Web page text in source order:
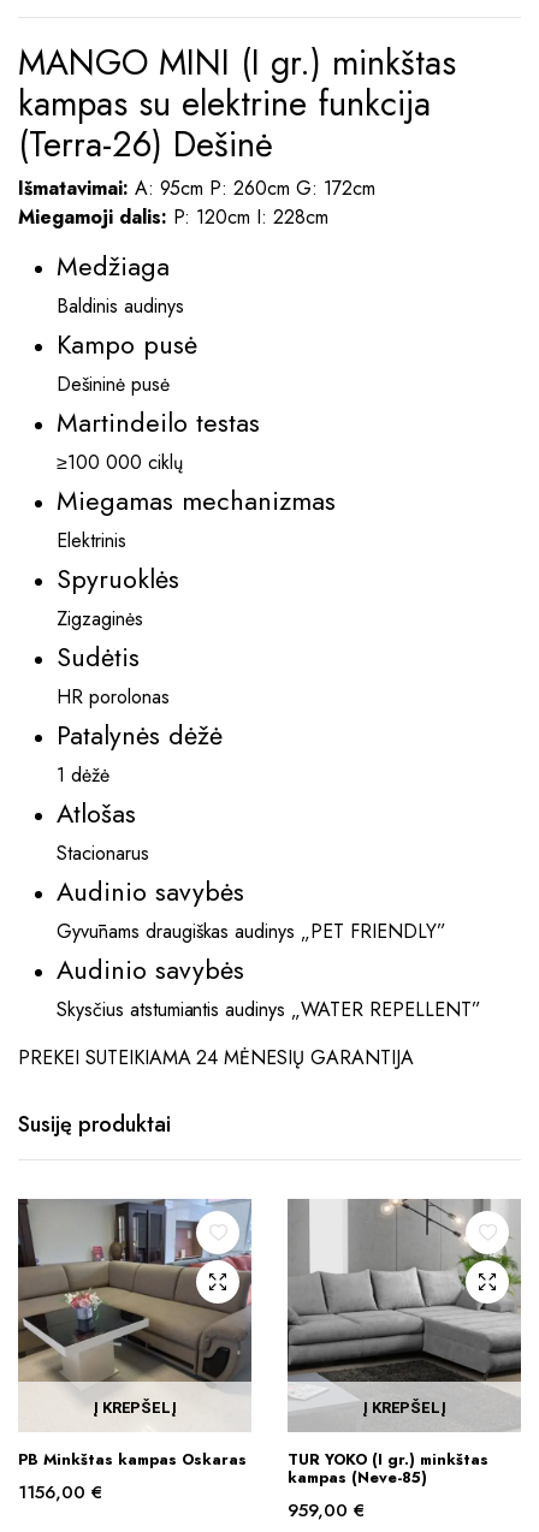
MANGO MINI (I gr.) minkštas
kampas su elektrine funkcija
(Terra-26) Dešinė
Išmatavimai: A: 95cm P: 260cm G: 172cm
Miegamoji dalis: P: 120cm I: 228cm
Medžiaga
Baldinis audinys
Kampo pusė
Dešininė pusė
Martindeilo testas
≥100 000 ciklų
Miegamas mechanizmas
Elektrinis
Spyruoklės
Zigzaginės
Sudėtis
HR porolonas
Patalynės dėžė
1 dėžė
Atlošas
Stacionarus
Audinio savybės
Gyvūnams draugiškas audinys „PET FRIENDLY”
Audinio savybės
Skysčius atstumiantis audinys „WATER REPELLENT”
PREKEI SUTEIKIAMA 24 MĖNESIŲ GARANTIJA
Susiję produktai
Į KREPŠELĮ
PB Minkštas kampas Oskaras
1156,00 €
Į KREPŠELĮ
TUR YOKO (I gr.) minkštas
kampas (Neve-85)
959,00 €